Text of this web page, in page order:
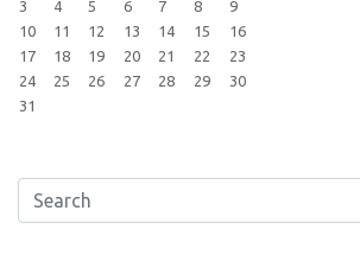
3
4 5 6 7 8
9
10
11 12 13 14 15
16
17
18 19 20 21 22
23
24
25 26 27 28 29
30
31